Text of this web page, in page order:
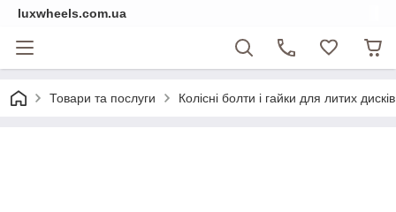
luxwheels.com.ua
Товари та послуги Колісні болти і гайки для литих